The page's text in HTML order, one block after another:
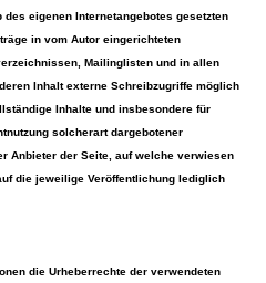
eigenen Internetangebotes gesetzten
in vom Autor eingerichteten
Mailinglisten und in allen
Inhalt externe Schreibzugriffe möglich
Inhalte und insbesondere für
solcherart dargebotener
Anbieter der Seite, auf welche verwiesen
die jeweilige Veröffentlichung lediglich
die Urheberrechte der verwendeten